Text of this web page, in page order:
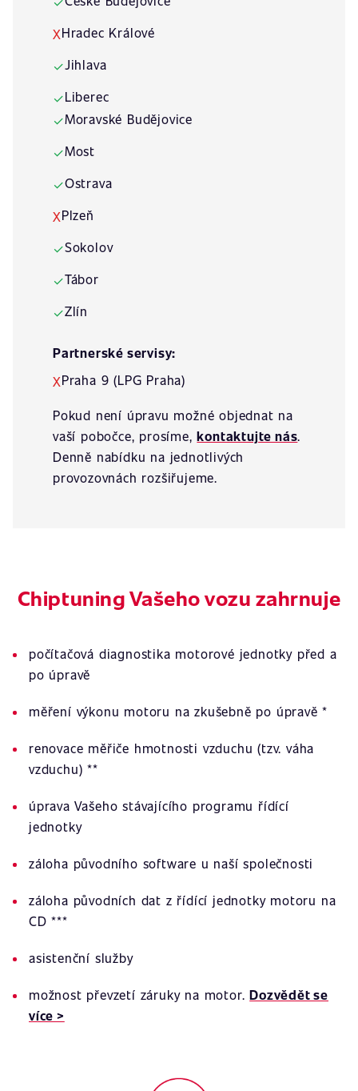
XHradec Králové
✓Jihlava
✓Liberec
✓Moravské Budějovice
✓Most
✓Ostrava
XPlzeň
✓Sokolov
✓Tábor
✓Zlín
Partnerské servisy:
XPraha 9 (LPG Praha)
Pokud není úpravu možné objednat na
vaší pobočce, prosíme,kontaktujte nás.
Denně nabídku na jednotlivých
provozovnách rozšiřujeme.
Chiptuning Vašeho vozu zahrnuje
počítačová diagnostika motorové jednotky před a
po úpravě
měření výkonu motoru na zkušebně po úpravě *
renovace měřiče hmotnosti vzduchu (tzv. váha
vzduchu) **
úprava Vašeho stávajícího programu řídící
jednotky
záloha původního software u naší společnosti
záloha původních dat z řídící jednotky motoru na
CD ***
asistenční služby
možnost převzetí záruky na motor.Dozvědět se
více >